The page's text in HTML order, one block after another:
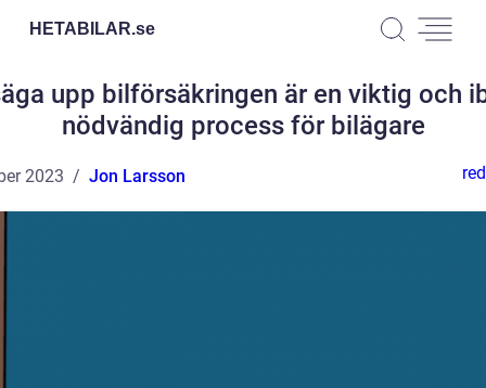
HETABILAR.se
upp bilförsäkringen är en viktig och
nödvändig process för bilägare
2023 Jon Larsson